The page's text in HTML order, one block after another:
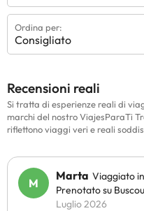
Ordina per:
Consigliato
Recensioni reali
Si tratta di esperienze reali di
marchi del nostro ViajesParaTi
riflettono viaggi veri e reali
Marta Viaggiato
Prenotato su
Luglio 2026